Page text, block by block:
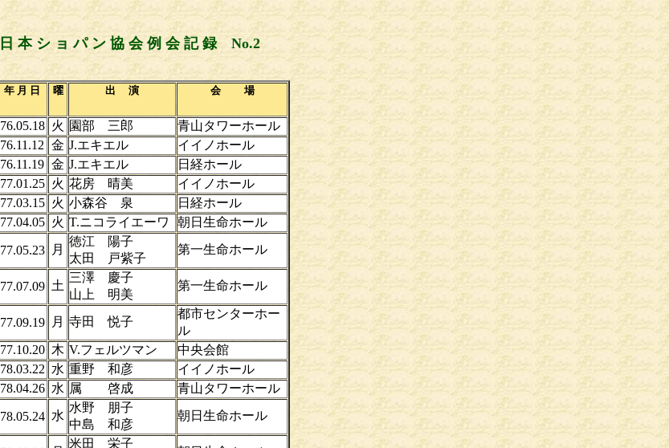
日 本 シ ョ パ ン 協 会 例 会 記 録 No.2
年 月 日 曜 出 演 会 場
76.05.18 火 園部 三郎
青山タワーホール
76.11.12 金 J.エキエル
イイノホール
76.11.19 金 J.エキエル
日経ホール
77.01.25 火 花房 晴美
イイノホール
77.03.15 火 小森谷 泉
日経ホール
77.04.05 火 T.ニコライエーワ 朝日生命ホール
77.05.23 月
徳江 陽子
太田 戸紫子
第一生命ホール
77.07.09 土
三澤 慶子
山上 明美
第一生命ホール
77.09.19 月 寺田 悦子
都市センターホー
ル
77.10.20 木 V.フェルツマン
中央会館
78.03.22 水 重野 和彦
イイノホール
78.04.26 水 属 啓成 青山タワーホール
78.05.24 水
水野 朋子
中島 和彦
朝日生命ホール
米田 栄子